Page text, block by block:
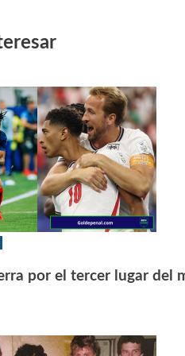
por el tercer lugar del